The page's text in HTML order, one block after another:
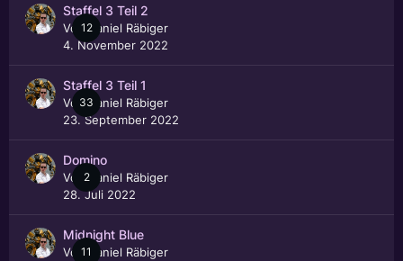
12
Staffel 3 Teil 2
VonDaniel Räbiger
4. November 2022
33
Staffel 3 Teil 1
VonDaniel Räbiger
23. September 2022
2
Domino
VonDaniel Räbiger
28. Juli 2022
11
Midnight Blue
VonDaniel Räbiger